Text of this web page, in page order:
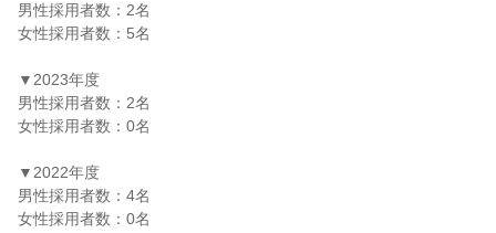
男性採用者数：2名
女性採用者数：5名
▼2023年度
男性採用者数：2名
女性採用者数：0名
▼2022年度
男性採用者数：4名
女性採用者数：0名